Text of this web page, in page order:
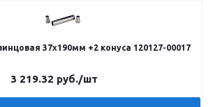
37х190мм +2 конуса 120127-00017
3 219.32 руб./шт